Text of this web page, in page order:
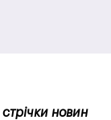
новин